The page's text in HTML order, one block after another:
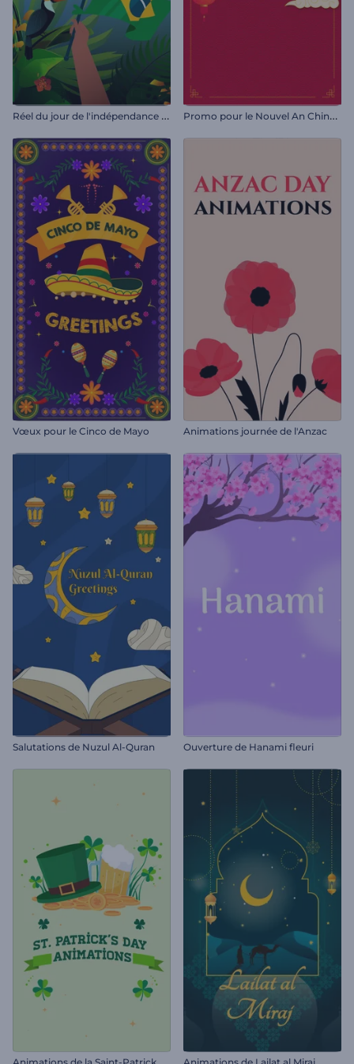
R
éel du jour de l'indépendance du Brésil P
romo pour le Nouvel An Chinois
Vœux pour le Cinco de Mayo Animations journée de l'Anzac
Salutations de Nuzul Al-Quran Ouverture de Hanami fleuri